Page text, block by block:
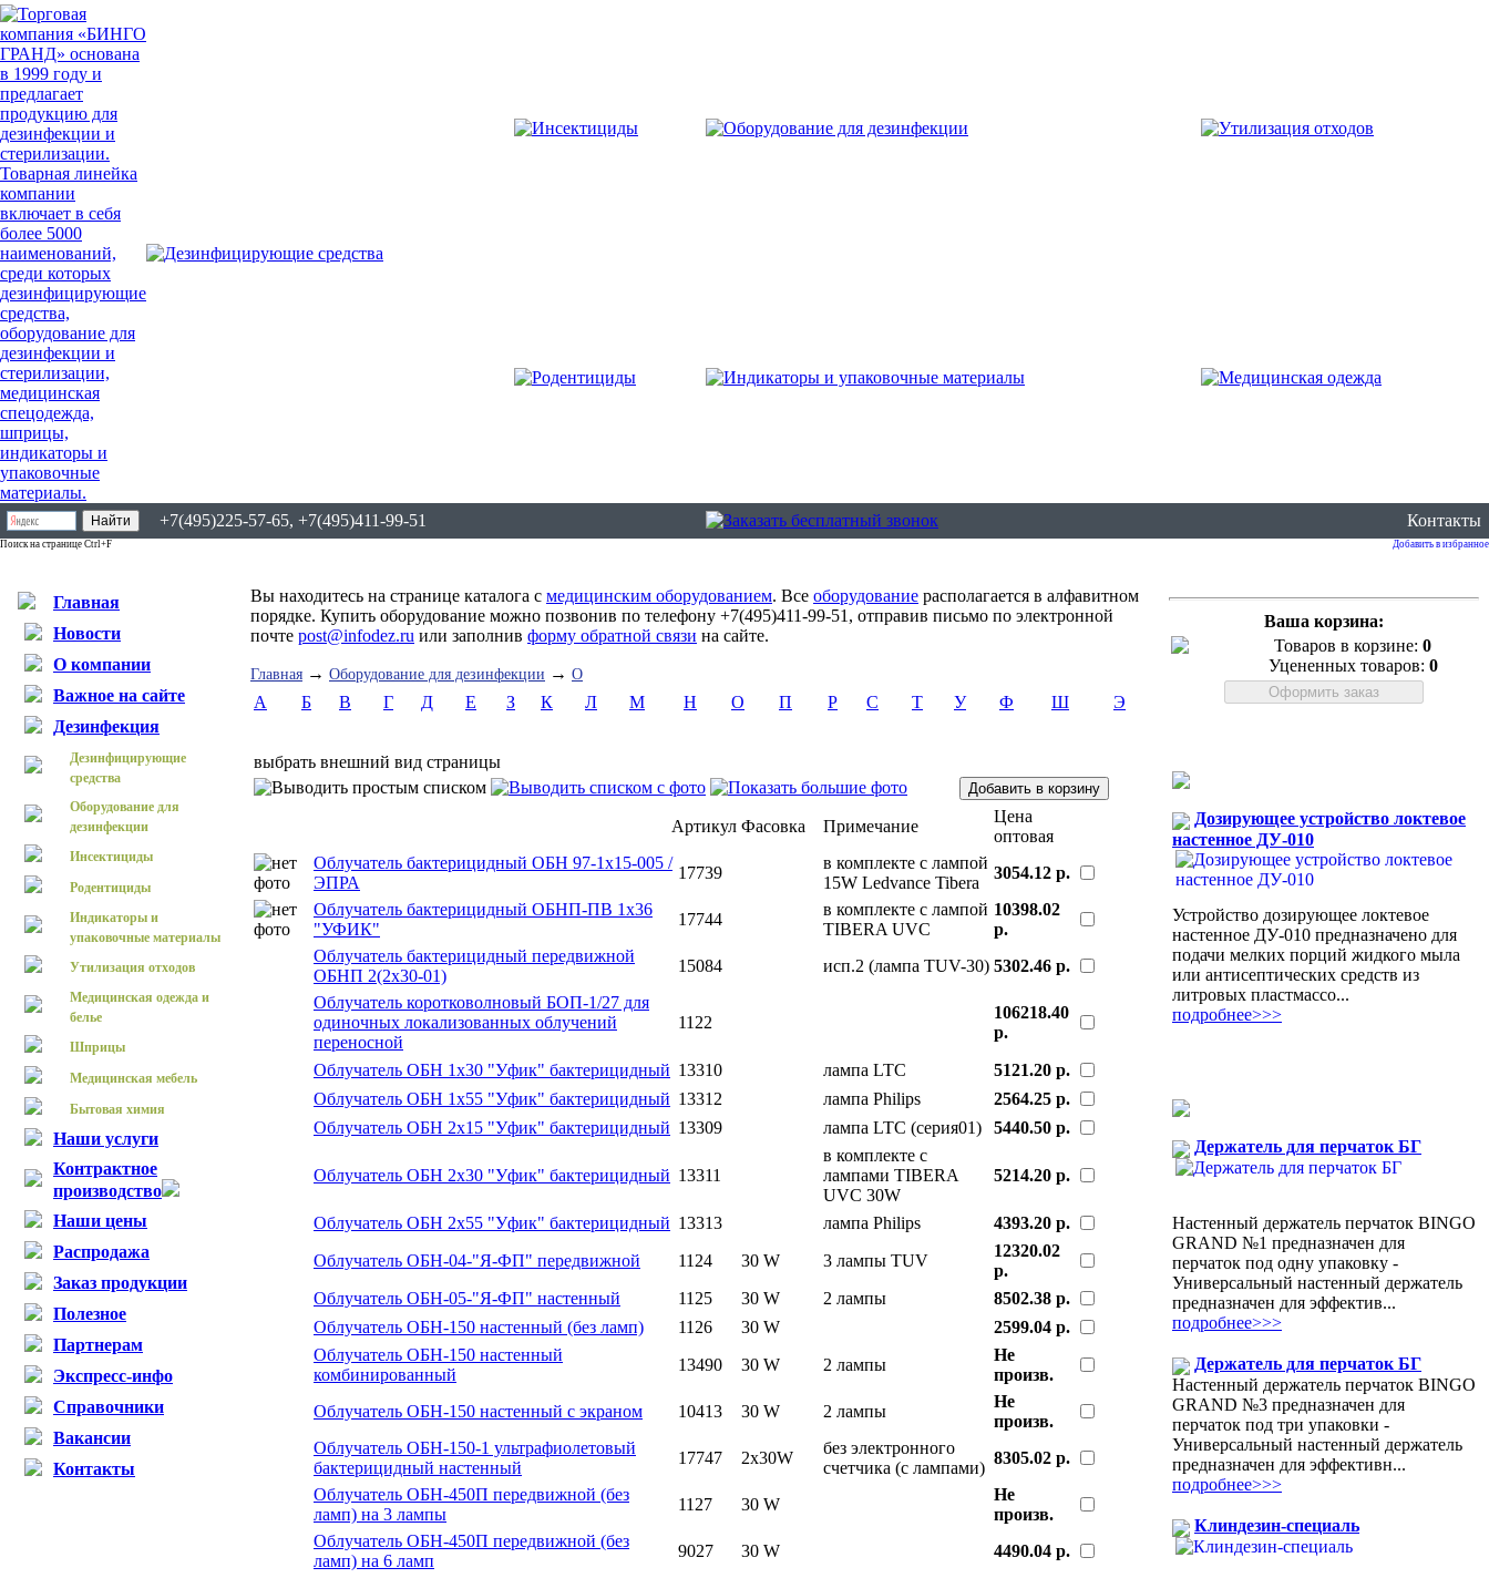
+7(495)225-57-65, +7(495)411-99-51 Контакты
Поиск на странице Ctrl+F Добавить в избранное
Главная
Новости
О компании
Важное на сайте
Дезинфекция
Дезинфицирующие
средства
Оборудование для
дезинфекции
Инсектициды
Родентициды
Индикаторы и
упаковочные материалы
Утилизация отходов
Медицинская одежда и
белье
Шприцы
Медицинская мебель
Бытовая химия
Наши услуги
Контрактное
производство
Наши цены
Распродажа
Заказ продукции
Полезное
Партнерам
Экспресс-инфо
Справочники
Вакансии
Контакты
Вы находитесь на странице каталога с медицинским оборудованием. Все оборудование располагается в алфавитном
порядке. Купить оборудование можно позвонив по телефону +7(495)411-99-51, отправив письмо по электронной
почте post@infodez.ru или заполнив форму обратной связи на сайте.
Главная → Оборудование для дезинфекции → О
А Б В Г Д Е З К Л М Н О П Р С Т У Ф Ш Э
выбрать внешний вид страницы
Артикул Фасовка Примечание
Цена
оптовая
Облучатель бактерицидный ОБН 97-1х15-005 /
ЭПРА
17739
в комплекте с лампой
15W Ledvance Tibera
3054.12 р.
Облучатель бактерицидный ОБНП-ПВ 1х36
"УФИК"
17744
в комплекте с лампой
TIBERA UVC
10398.02
р.
Облучатель бактерицидный передвижной
ОБНП 2(2х30-01)
15084 исп.2 (лампа TUV-30) 5302.46 р.
Облучатель коротковолновый БОП-1/27 для
одиночных локализованных облучений
переносной
1122
106218.40
р.
Облучатель ОБН 1х30 "Уфик" бактерицидный 13310 лампа LTC
5121.20 р.
Облучатель ОБН 1х55 "Уфик" бактерицидный 13312 лампа Philips
2564.25 р.
Облучатель ОБН 2х15 "Уфик" бактерицидный 13309 лампа LTC (серия01) 5440.50 р.
Облучатель ОБН 2х30 "Уфик" бактерицидный 13311
в комплекте с
лампами TIBERA
UVC 30W
5214.20 р.
Облучатель ОБН 2х55 "Уфик" бактерицидный 13313 лампа Philips
4393.20 р.
Облучатель ОБН-04-"Я-ФП" передвижной
1124 30 W 3 лампы TUV
12320.02
р.
Облучатель ОБН-05-"Я-ФП" настенный
1125 30 W 2 лампы
8502.38 р.
Облучатель ОБН-150 настенный (без ламп)
1126 30 W
2599.04 р.
Облучатель ОБН-150 настенный
комбинированный
13490 30 W 2 лампы
Не
произв.
Облучатель ОБН-150 настенный с экраном
10413 30 W 2 лампы
Не
произв.
Облучатель ОБН-150-1 ультрафиолетовый
бактерицидный настенный
17747 2х30W
без электронного
счетчика (с лампами)
8305.02 р.
Облучатель ОБН-450П передвижной (без
ламп) на 3 лампы
1127 30 W
Не
произв.
Облучатель ОБН-450П передвижной (без
ламп) на 6 ламп
9027 30 W
4490.04 р.
Ваша корзина:
Товаров в корзине: 0
Уцененных товаров: 0
Дозирующее устройство локтевое
настенное ДУ-010
Устройство дозирующее локтевое
настенное ДУ-010 предназначено для
подачи мелких порций жидкого мыла
или антисептических средств из
литровых пластмассо...
подробнее>>>
Держатель для перчаток БГ
Настенный держатель перчаток BINGO
GRAND №1 предназначен для
перчаток под одну упаковку -
Универсальный настенный держатель
предназначен для эффектив...
подробнее>>>
Держатель для перчаток БГ
Настенный держатель перчаток BINGO
GRAND №3 предназначен для
перчаток под три упаковки -
Универсальный настенный держатель
предназначен для эффективн...
подробнее>>>
Клиндезин-специаль